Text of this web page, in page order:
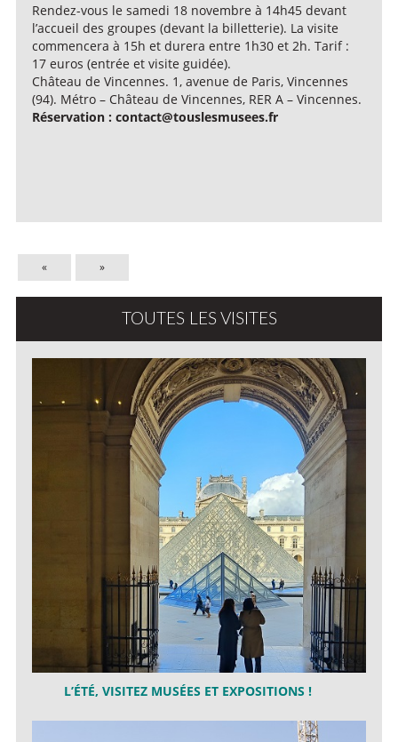
Rendez-vous le samedi 18 novembre à 14h45 devant
l’accueil des groupes (devant la billetterie). La visite
commencera à 15h et durera entre 1h30 et 2h. Tarif :
17 euros (entrée et visite guidée).
Château de Vincennes. 1, avenue de Paris, Vincennes
(94). Métro – Château de Vincennes, RER A – Vincennes.
Réservation : contact@touslesmusees.fr
« »
TOUTES LES VISITES
L’ÉTÉ, VISITEZ MUSÉES ET EXPOSITIONS !